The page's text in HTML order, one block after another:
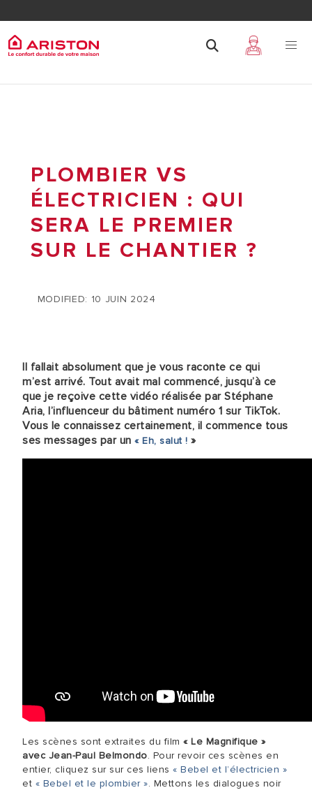
PLOMBIER VS
ÉLECTRICIEN : QUI
SERA LE PREMIER
SUR LE CHANTIER ?
MODIFIED: 10 JUIN 2024
Il fallait absolument que je vous raconte ce qui
m’est arrivé. Tout avait mal commencé, jusqu’à ce
que je reçoive cette vidéo réalisée par Stéphane
Aria, l’influenceur du bâtiment numéro 1 sur TikTok.
Vous le connaissez certainement, il commence tous
ses messages par un « Eh, salut ! »
Les scènes sont extraites du film « Le Magnifique »
avec Jean-Paul Belmondo. Pour revoir ces scènes en
entier, cliquez sur sur ces liens « Bebel et l’électricien »
et « Bebel et le plombier ». Mettons les dialogues noir